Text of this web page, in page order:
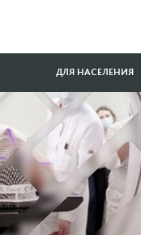
ДЛЯ НАСЕЛЕНИЯ